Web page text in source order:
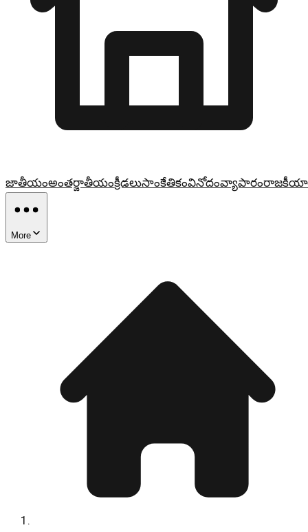
జాతీయంఅంతర్జాతీయంక్రీడలుసాంకేతికంవినోదంవ్యాపారం
More